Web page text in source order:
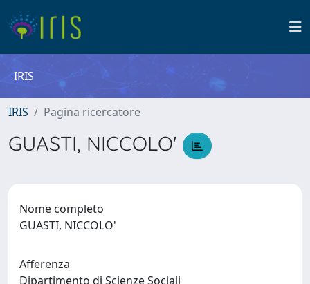
IRIS
IRIS Pagina ricercatore
GUASTI, NICCOLO'
Nome completo
GUASTI, NICCOLO'
Afferenza
Dipartimento di Scienze Sociali